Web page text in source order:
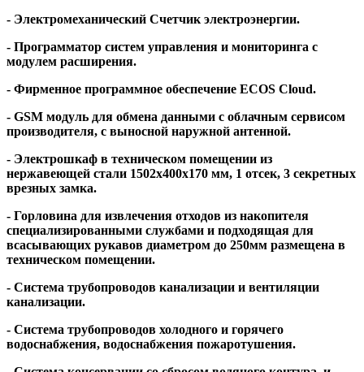
- Электромеханический Счетчик электроэнергии.
- Программатор систем управления и мониторинга с
модулем расширения.
- Фирменное программное обеспечение ECOS Сloud.
- GSM модуль для обмена данными с облачным сервисом
производителя, с выносной наружной антенной.
- Электрошкаф в техническом помещении из
нержавеющей стали 1502х400х170 мм, 1 отсек, 3 секретных
врезных замка.
- Горловина для извлечения отходов из накопителя
специализированными службами и подходящая для
всасывающих рукавов диаметром до 250мм размещена в
техническом помещении.
- Система трубопроводов канализации и вентиляции
канализации.
- Система трубопроводов холодного и горячего
водоснабжения, водоснабжения пожаротушения.